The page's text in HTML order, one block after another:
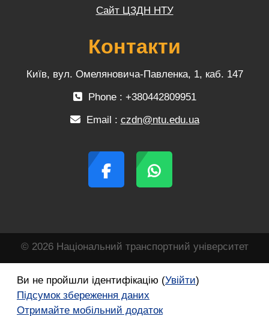
Сайт ЦЗДН НТУ
Контакти
Київ, вул. Омеляновича-Павленка, 1, каб. 147
Phone : +380442809951
Email : czdn@ntu.edu.ua
© 2026 Національний транспортний університет
Ви не пройшли ідентифікацію (Увійти)
Підсумок збереження даних
Отримайте мобільний додаток